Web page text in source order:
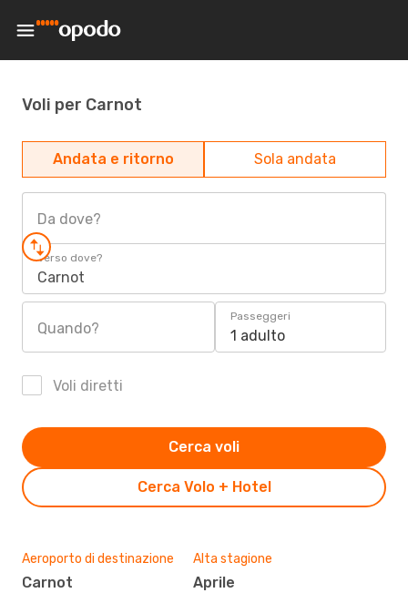
Voli per Carnot
Andata e ritorno Sola andata
Da dove?
Verso dove?
Carnot
Quando?
Passeggeri
1 adulto
Voli diretti
Cerca Volo + Hotel
Cerca voli
Aeroporto di destinazione
Carnot
Alta stagione
aprile